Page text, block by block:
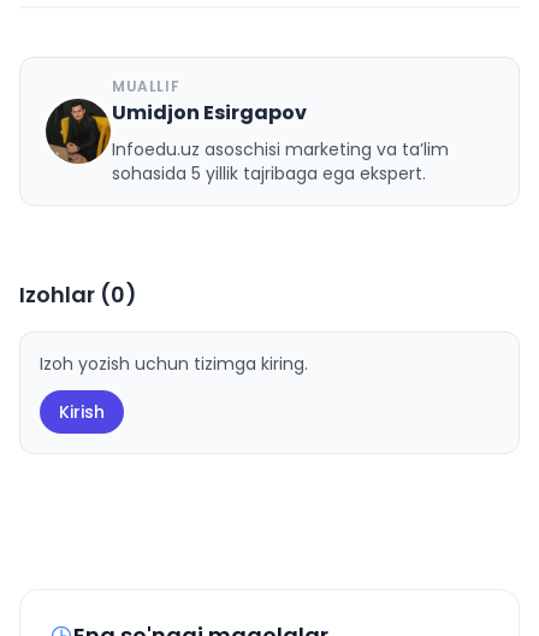
U
MUALLIF
Umidjon Esirgapov
Infoedu.uz asoschisi marketing va ta’lim
sohasida 5 yillik tajribaga ega ekspert.
Izohlar (0)
Izoh yozish uchun tizimga kiring.
Kirish